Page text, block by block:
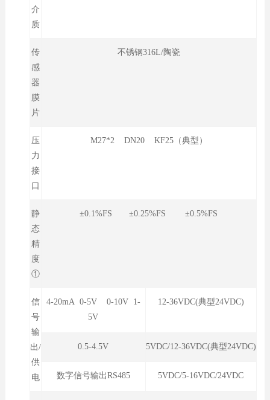
介
质
传
感
器
膜
片
不锈钢316L/陶瓷
压
力
接
口
M27*2 DN20 KF25（典型）
静
态
精
度
①
±0.1%FS ±0.25%FS ±0.5%FS
信
号
输
出/
供
电
4-20mA 0-5V 0-10V 1-
5V
12-36VDC(典型24VDC)
0.5-4.5V 5VDC/12-36VDC(典型24VDC)
数字信号输出RS485 5VDC/5-16VDC/24VDC